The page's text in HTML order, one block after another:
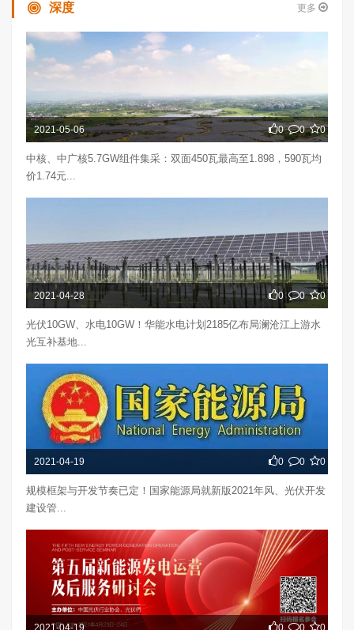
深度 更多
2021-05-06 0 0 0
中核、中广核5.7GW组件集采：双面450瓦最高至1.898，590瓦均
价1.74元...
2021-04-28 0 0 0
光伏10GW、水电10GW！华能水电计划2185亿布局澜沧江上游水
光互补基地...
2021-04-19 0 0 0
规模框架与开发节奏已定！国家能源局就新版2021年风、光伏开发
建设管...
2021-04-19 0 0 0